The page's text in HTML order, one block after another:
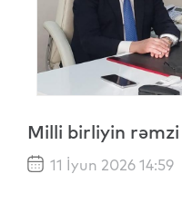
Milli birliyin rəmzi
11 İyun 2026 14:59